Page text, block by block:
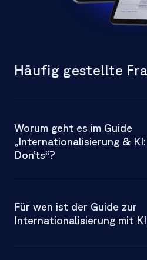
Häufig gestellte
Worum geht es im Guide
„Internationalisierung &
Don’ts“?
Für wen ist der Guide zur
Internationalisierung mit